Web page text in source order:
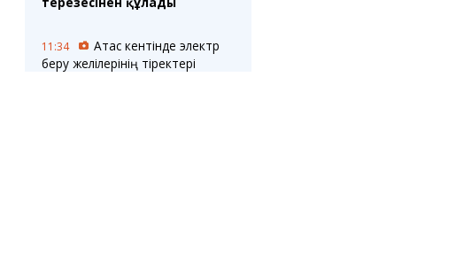
11:34
Ақтас кентінде электр
беру желілерінің тіректері